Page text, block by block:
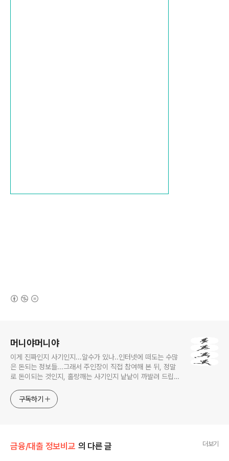
머니야머니야
이게 진짜인지 사기인지...알수가 있나..인터넷에 떠도는 수많
은 돈되는 정보들...그래서 주인장이 직접 참여해 본 뒤, 정말
로 돈이되는 것인지, 홀랑깨는 사기인지 낱낱이 까발려 드립니
야~구독하기
금융/대출 정보비교 의 다른 글 더보기